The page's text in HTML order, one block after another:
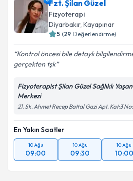
Fzt. Şilan Güzel
Fizyoterapi
Diyarbakır, Kayapınar
5 (29 Değerlendirme)
Kontrol öncesi bile detaylı
gerçekten tşk
Fizyoterapist Şilan Güzel Sağlıklı
Merkezi
21. Sk. Ahmet Recep Battal Gazi Apt. Kat:3
En Yakın Saatler
10 Ağu
09:00
10 Ağu
09:30
10 Ağu
10:00